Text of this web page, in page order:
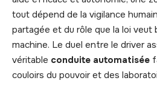
tout dépend de la vigilance
partagée et du rôle que la loi veut
machine. Le duel entre le driver
véritable conduite automatisée
couloirs du pouvoir et des